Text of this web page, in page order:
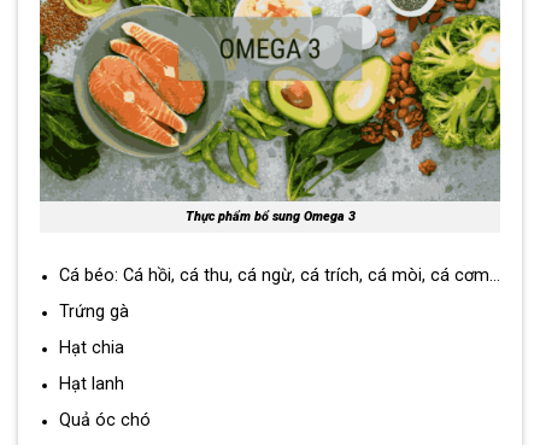
Thực phẩm bổ sung Omega 3
Cá béo: Cá hồi, cá thu, cá ngừ, cá trích, cá mòi, cá cơm…
Trứng gà
Hạt chia
Hạt lanh
Quả óc chó